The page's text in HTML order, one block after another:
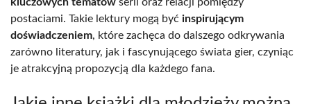
kluczowych tematów serii oraz relacji pomiędzy
postaciami. Takie lektury mogą być inspirującym
doświadczeniem, które zachęca do dalszego odkrywania
zarówno literatury, jak i fascynującego świata gier, czyniąc
je atrakcyjną propozycją dla każdego fana.